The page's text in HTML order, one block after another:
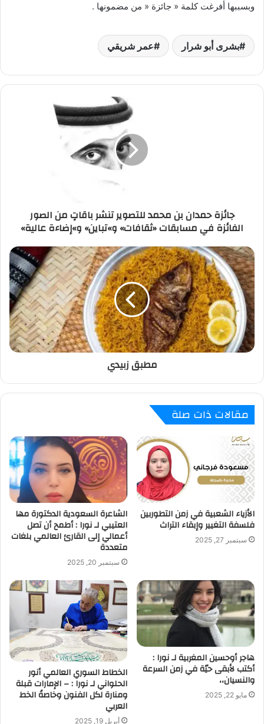
وبسببها أفرغت كلمة « جائزة « من مضمونها .
بشرى أبو شرار عمر شريقي
جائزة حمدان بن محمد للتصوير تنشر باقاتٍ من الصور
الفائزة في مسابقات «ثقافات» و»تباين» و»إضاءة عالية»
مطبق زبيدي
مقالات ذات صلة
الأزياء الشعبية في زمن التطوربين
فلسفة التغيير وإبقاء التراث
سبتمبر 27, 2025
الشاعرة السعودية الدكتورة مها
العتيبي لـ نورا : أطمح أن تصل
أعمالي إلى القارئ العالمي بلغات
متعددة
سبتمبر 20, 2025
هاجر أوحسين المغربية لـ نورا :
أكتب لأبقى حيّة في زمن السرعة
والنسيان،،
مايو 22, 2025
الخطاط السوري العالمي أنور
الحلواني لـ نورا : – الإمارات قبلة
ومنارة لكل الفنون وخاصةً الخط
العربي
أبريل 19, 2025